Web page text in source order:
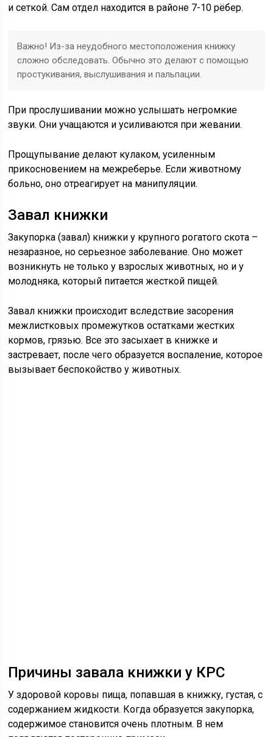
и сеткой. Сам отдел находится в районе 7-10 рёбер.
Важно! Из-за неудобного местоположения книжку
сложно обследовать. Обычно это делают с помощью
простукивания, выслушивания и пальпации.
При прослушивании можно услышать негромкие
звуки. Они учащаются и усиливаются при жевании.
Прощупывание делают кулаком, усиленным
прикосновением на межреберье. Если животному
больно, оно отреагирует на манипуляции.
Завал книжки
Закупорка (завал) книжки у крупного рогатого скота –
незаразное, но серьезное заболевание. Оно может
возникнуть не только у взрослых животных, но и у
молодняка, который питается жесткой пищей.
Завал книжки происходит вследствие засорения
межлистковых промежутков остатками жестких
кормов, грязью. Все это засыхает в книжке и
застревает, после чего образуется воспаление, которое
вызывает беспокойство у животных.
Причины завала книжки у КРС
У здоровой коровы пища, попавшая в книжку, густая, с
содержанием жидкости. Когда образуется закупорка,
содержимое становится очень плотным. В нем